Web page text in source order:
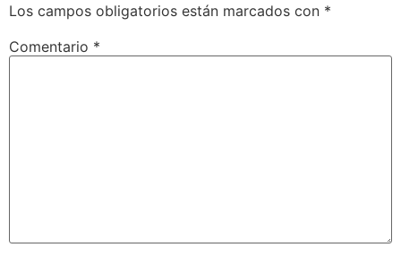
Los campos obligatorios están marcados con *
Comentario *